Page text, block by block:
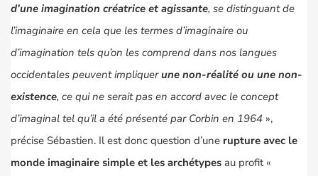
d’une imagination créatrice et agissante, se distinguant de
l’imaginaire en cela que les termes d’imaginaire ou
d’imagination tels qu’on les comprend dans nos langues
occidentales peuvent impliquerune non-réalité ou une non-
existence, ce qui ne serait pas en accord avec le concept
d’imaginal tel qu’il a été présenté par Corbin en 1964 »,
précise Sébastien. Il est donc question d’une rupture avec le
monde imaginaire simple et les archétypes au profit «